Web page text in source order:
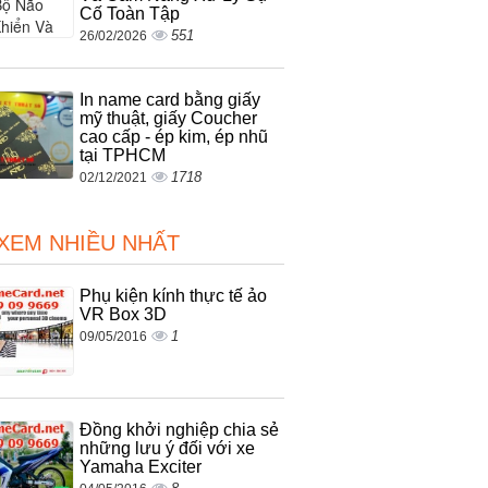
Cố Toàn Tập
26/02/2026 551
In name card bằng giấy
mỹ thuật, giấy Coucher
cao cấp - ép kim, ép nhũ
tại TPHCM
02/12/2021 1718
NHIỀU NHẤT
Phụ kiện kính thực tế ảo
VR Box 3D
09/05/2016 1
Đồng khởi nghiệp chia sẻ
những lưu ý đối với xe
Yamaha Exciter